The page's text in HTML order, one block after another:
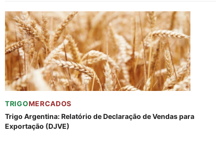
TRIGOMERCADOS
Trigo Argentina: Relatório de Declaração de Vendas para
Exportação (DJVE)